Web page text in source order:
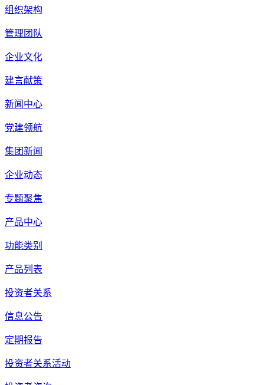
组织架构
管理团队
企业文化
建言献策
新闻中心
党建领航
集团新闻
企业动态
专题聚焦
产品中心
功能类别
产品列表
投资者关系
信息公告
定期报告
投资者关系活动